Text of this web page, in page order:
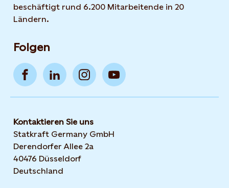
beschäftigt rund 6.200 Mitarbeitende in 20
Ländern.
Folgen
Kontaktieren Sie uns
Statkraft Germany GmbH
Derendorfer Allee 2a
40476 Düsseldorf
Deutschland